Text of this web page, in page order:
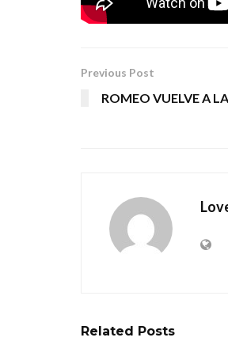
Tags: angelus apatrida
Previous Post
ROMEO VUELVE A
Related Posts